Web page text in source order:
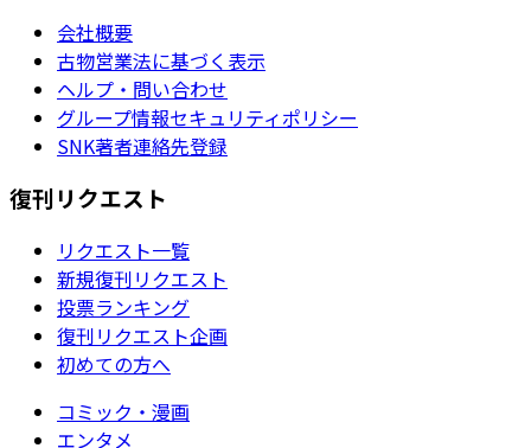
会社概要
古物営業法に基づく表示
ヘルプ・問い合わせ
グループ情報セキュリティポリシー
SNK著者連絡先登録
復刊リクエスト
リクエスト一覧
新規復刊リクエスト
投票ランキング
復刊リクエスト企画
初めての方へ
コミック・漫画
エンタメ